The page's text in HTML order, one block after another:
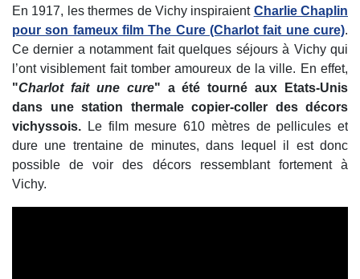
En 1917, les thermes de Vichy inspiraient Charlie Chaplin
pour son fameux film The Cure (Charlot fait une cure).
Ce dernier a notamment fait quelques séjours à Vichy qui
l’ont visiblement fait tomber amoureux de la ville. En effet,
"Charlot fait une cure" a été tourné aux Etats-Unis
dans une station thermale copier-coller des décors
vichyssois. Le film mesure 610 mètres de pellicules et
dure une trentaine de minutes, dans lequel il est donc
possible de voir des décors ressemblant fortement à
Vichy.